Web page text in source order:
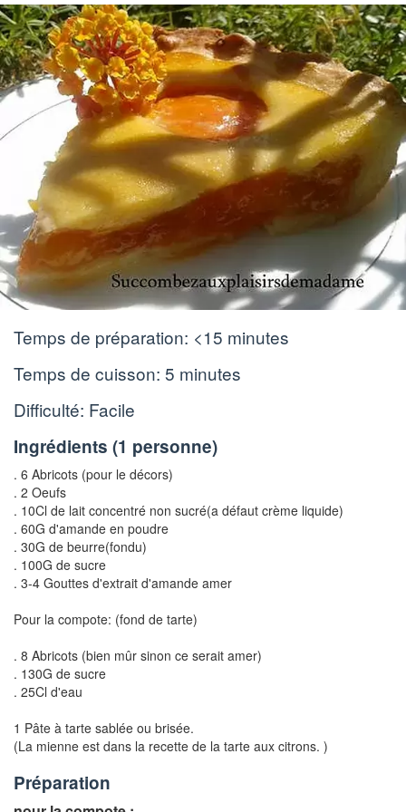
Temps de préparation: <15 minutes
Temps de cuisson: 5 minutes
Difficulté: Facile
Ingrédients (1 personne)
. 6 Abricots (pour le décors)
. 2 Oeufs
. 10Cl de lait concentré non sucré(a défaut crème liquide)
. 60G d'amande en poudre
. 30G de beurre(fondu)
. 100G de sucre
. 3-4 Gouttes d'extrait d'amande amer
Pour la compote: (fond de tarte)
. 8 Abricots (bien mûr sinon ce serait amer)
. 130G de sucre
. 25Cl d'eau
1 Pâte à tarte sablée ou brisée.
(La mienne est dans la recette de la tarte aux citrons. )
Préparation